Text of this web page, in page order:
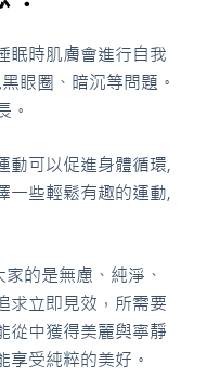
眠時肌膚會進行自我
眼圈、暗沉等問題。
。
動可以促進身體循環,
一些輕鬆有趣的運動,
的是無慮、純淨、
求立即見效，所需要
從中獲得美麗與寧靜
享受純粹的美好。